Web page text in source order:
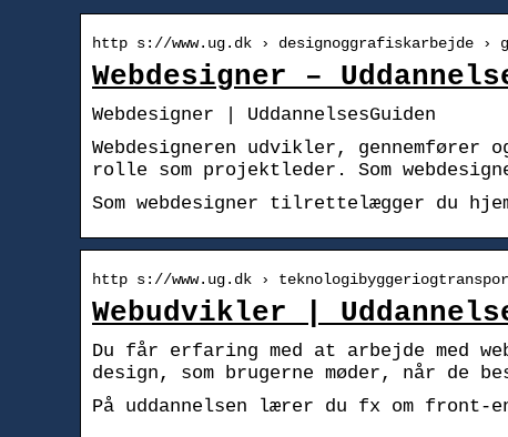
http s://www.ug.dk › designoggrafiskarbejde ›
Webdesigner –
Webdesigner | UddannelsesGuiden
Webdesigneren udvikler,
rolle som projektleder. Som
Som webdesigner tilrettelægger du
http s://www.ug.dk ›
Webudvikler |
Du får erfaring med at arbejde med
design, som brugerne møder, når de
På uddannelsen lærer du fx om front-